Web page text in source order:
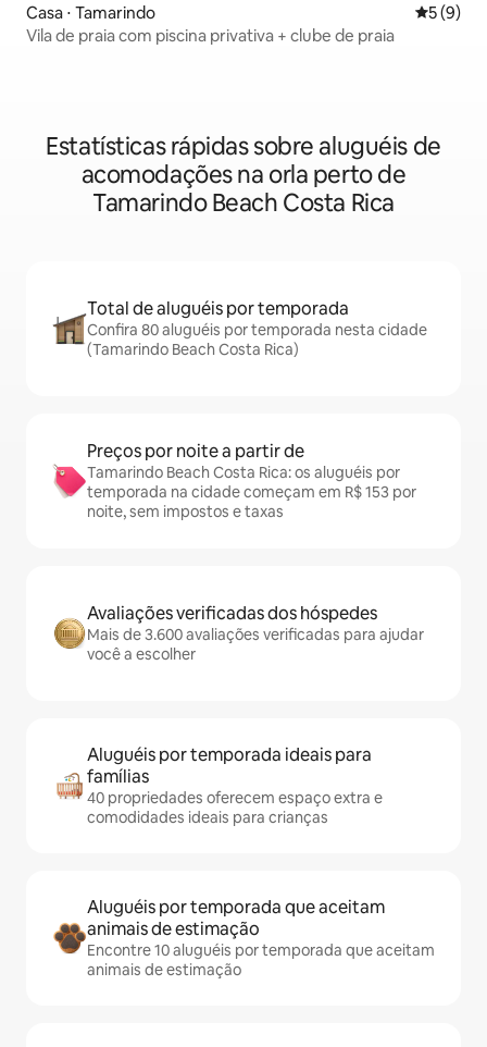
Casa ⋅ Tamarindo 5 de
5 (9)
Vila de praia com piscina privativa + clube de praia
Estatísticas rápidas sobre aluguéis de
acomodações na orla perto de
Tamarindo Beach Costa Rica
Total de aluguéis por temporada
Confira 80 aluguéis por temporada nesta cidade
(Tamarindo Beach Costa Rica)
Preços por noite a partir de
Tamarindo Beach Costa Rica: os aluguéis por
temporada na cidade começam em R$ 153 por
noite, sem impostos e taxas
Avaliações verificadas dos hóspedes
Mais de 3.600 avaliações verificadas para ajudar
você a escolher
Aluguéis por temporada ideais para
famílias
40 propriedades oferecem espaço extra e
comodidades ideais para crianças
Aluguéis por temporada que aceitam
animais de estimação
Encontre 10 aluguéis por temporada que aceitam
animais de estimação